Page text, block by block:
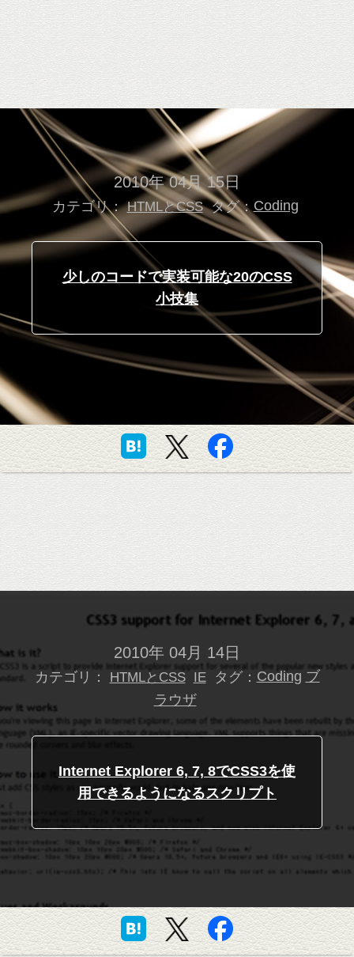
2010年 04月 15日
カテゴリ： HTMLとCSS タグ： Coding
少しのコードで実装可能な20のCSS
小技集
2010年 04月 14日
カテゴリ： HTMLとCSS IE タグ： Coding ブ
ラウザ
Internet Explorer 6, 7, 8でCSS3を使
用できるようになるスクリプト